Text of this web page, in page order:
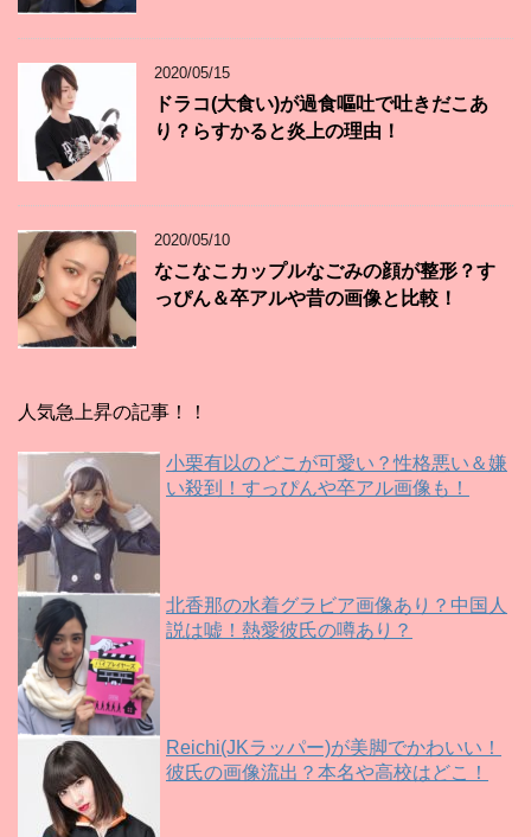
2020/05/15
ドラコ(大食い)が過食嘔吐で吐きだこあ
り？らすかると炎上の理由！
2020/05/10
なこなこカップルなごみの顔が整形？す
っぴん＆卒アルや昔の画像と比較！
人気急上昇の記事！！
小栗有以のどこが可愛い？性格悪い＆嫌
い殺到！すっぴんや卒アル画像も！
北香那の水着グラビア画像あり？中国人
説は嘘！熱愛彼氏の噂あり？
Reichi(JKラッパー)が美脚でかわいい！
彼氏の画像流出？本名や高校はどこ！